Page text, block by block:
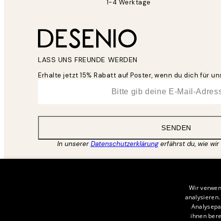
1-4 Werktage
LASS UNS FREUNDE WERDEN
Erhalte jetzt 15% Rabatt auf Poster, wenn du dich für
SENDEN
In unsererDatenschutzerklärungerfährst du, wie wir
Wir
ihnen